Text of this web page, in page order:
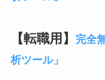
【転職用】
完全
析ツール」